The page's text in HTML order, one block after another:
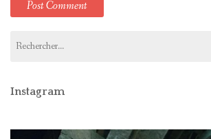
Instagram